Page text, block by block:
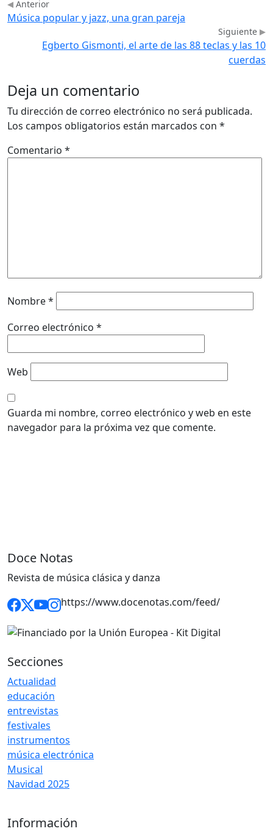
Anterior
Música popular y jazz, una gran pareja
Siguiente
Egberto Gismonti, el arte de las 88 teclas y las 10
cuerdas
Deja un comentario
Tu dirección de correo electrónico no será publicada.
Los campos obligatorios están marcados con *
Comentario *
Nombre*
Correo electrónico *
Web
Guarda mi nombre, correo electrónico y web en este
navegador para la próxima vez que comente.
Doce Notas
Revista de música clásica y danza
https://www.docenotas.com/feed/
Secciones
Actualidad
educación
entrevistas
festivales
instrumentos
música electrónica
Musical
Navidad 2025
Información